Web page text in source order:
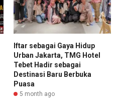
Iftar sebagai Gaya Hidup
Urban Jakarta, TMG Hotel
Tebet Hadir sebagai
Destinasi Baru Berbuka
Puasa
5 month ago